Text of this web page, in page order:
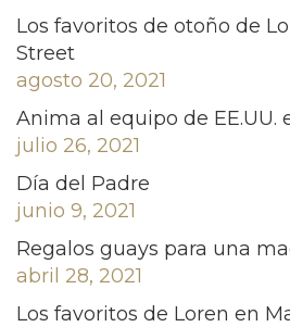
Los favoritos de otoño de
Street
agosto 20, 2021
Anima al equipo de EE.UU.
julio 26, 2021
Día del Padre
junio 9, 2021
Regalos guays para una
abril 28, 2021
Los favoritos de Loren en